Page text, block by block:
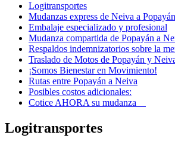
Logitransportes
Mudanzas express de Neiva a Popayán
Embalaje especializado y profesional
Mudanza compartida de Popayán a
Respaldos indemnizatorios sobre la
Traslado de Motos de Popayán y
¡Somos Bienestar en Movimiento!
Rutas entre Popayán a Neiva
Posibles costos adicionales:
Cotice AHORA su mudanza
Logitransportes